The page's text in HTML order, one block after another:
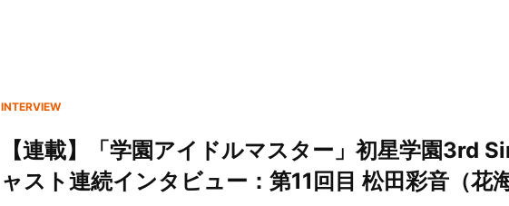
INTERVIEW
【連載】「学園アイドルマスター」初星学園3rd
ャスト連続インタビュー：第11回目 松田彩音（花